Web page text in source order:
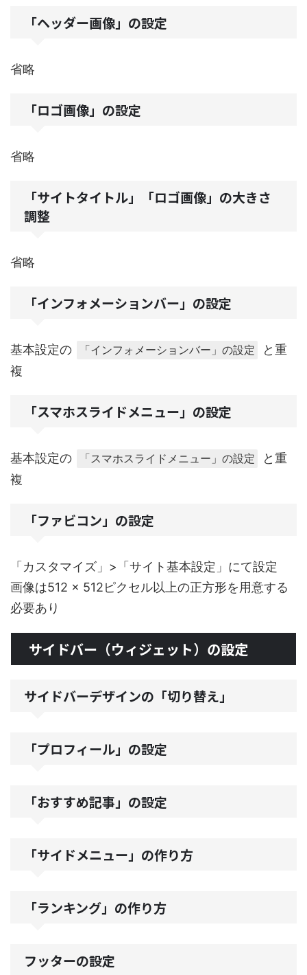
「ヘッダー画像」の設定
省略
「ロゴ画像」の設定
省略
「サイトタイトル」「ロゴ画像」の大きさ
調整
省略
「インフォメーションバー」の設定
基本設定の 「インフォメーションバー」の設定
と重
複
「スマホスライドメニュー」の設定
基本設定の 「スマホスライドメニュー」の設定
と重
複
「ファビコン」の設定
「カスタマイズ」>「サイト基本設定」にて設定
画像は512 × 512ピクセル以上の正方形を用意する
必要あり
サイドバー（ウィジェット）の設定
サイドバーデザインの「切り替え」
「プロフィール」の設定
「おすすめ記事」の設定
「サイドメニュー」の作り方
「ランキング」の作り方
フッターの設定